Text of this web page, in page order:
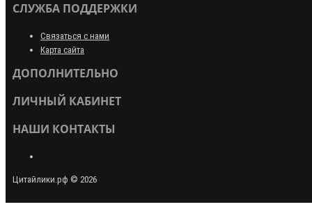
СЛУЖБА ПОДДЕРЖКИ
Связаться с нами
Карта сайта
ДОПОЛНИТЕЛЬНО
ЛИЧНЫЙ КАБИНЕТ
НАШИ КОНТАКТЫ
Цитайлики.рф © 2026